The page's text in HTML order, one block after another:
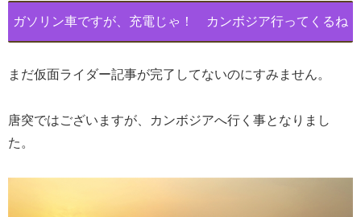
ガソリン車ですが、充電じゃ！ カンボジア行ってくるね
まだ仮面ライダー記事が完了してないのにすみません。
唐突ではございますが、カンボジアへ行く事となりまし
た。